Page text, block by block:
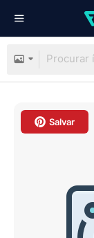
Salvar